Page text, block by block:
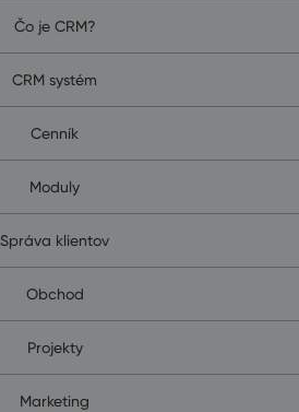
Čo je CRM?
CRM systém
Cenník
Moduly
Správa klientov
Obchod
Projekty
Marketing